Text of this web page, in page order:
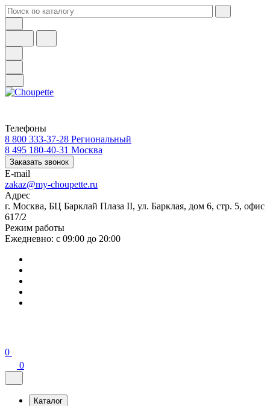
Телефоны
8 800 333-37-28 Региональный
8 495 180-40-31 Москва
Заказать звонок
E-mail
zakaz@my-choupette.ru
Адрес
г. Москва, БЦ Барклай Плаза II, ул. Барклая, дом 6, стр. 5, офис
617/2
Режим работы
Ежедневно: с 09:00 до 20:00
0
0
Каталог